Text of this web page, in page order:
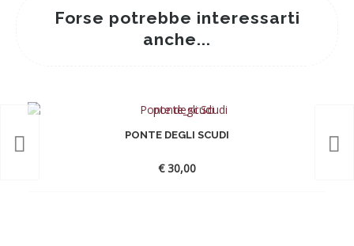
Forse potrebbe interessarti
anche...
PONTE DEGLI SCUDI
€30,00